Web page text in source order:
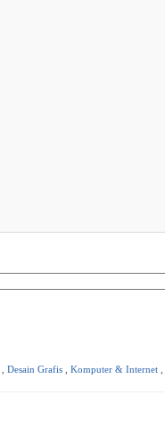
Desain Grafis Komputer & Internet